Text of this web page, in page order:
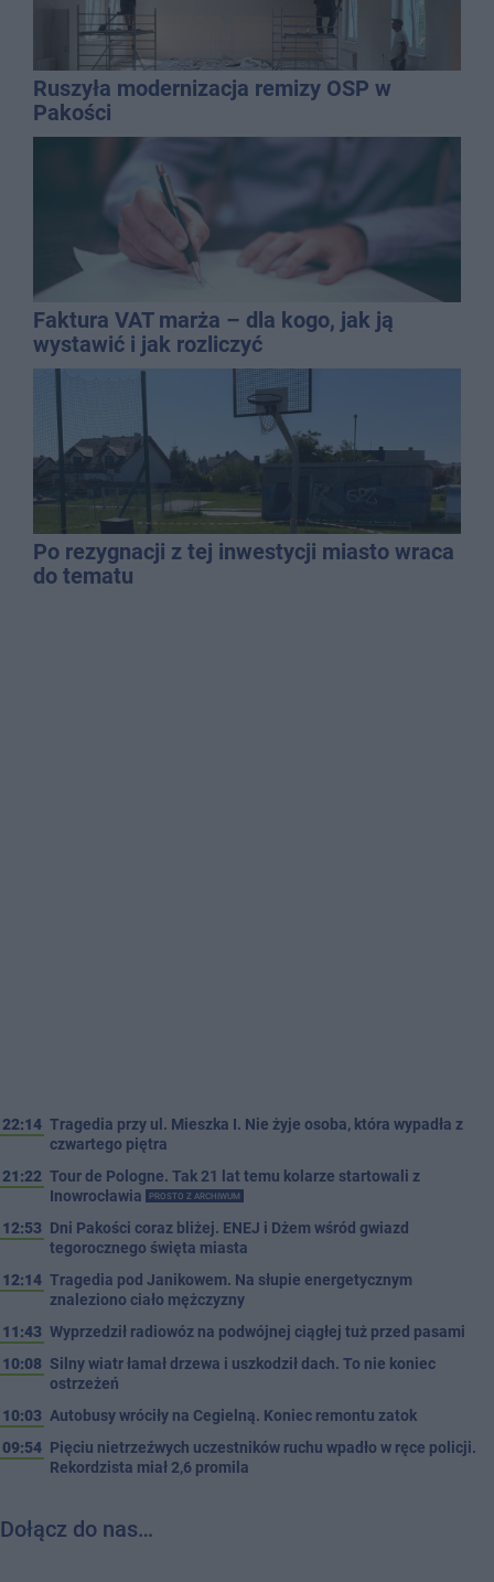
Ruszyła modernizacja remizy OSP w
Pakości
Faktura VAT marża – dla kogo, jak ją
wystawić i jak rozliczyć
Po rezygnacji z tej inwestycji miasto wraca
do tematu
22:14 Tragedia przy ul. Mieszka I. Nie żyje osoba, która wypadła z
czwartego piętra
21:22 Tour de Pologne. Tak 21 lat temu kolarze startowali z
Inowrocławia
PROSTO Z ARCHIWUM
12:53 Dni Pakości coraz bliżej. ENEJ i Dżem wśród gwiazd
tegorocznego święta miasta
12:14 Tragedia pod Janikowem. Na słupie energetycznym
znaleziono ciało mężczyzny
11:43 Wyprzedził radiowóz na podwójnej ciągłej tuż przed pasami
10:08 Silny wiatr łamał drzewa i uszkodził dach. To nie koniec
ostrzeżeń
10:03 Autobusy wróciły na Cegielną. Koniec remontu zatok
09:54 Pięciu nietrzeźwych uczestników ruchu wpadło w ręce policji.
Rekordzista miał 2,6 promila
Dołącz do nas…